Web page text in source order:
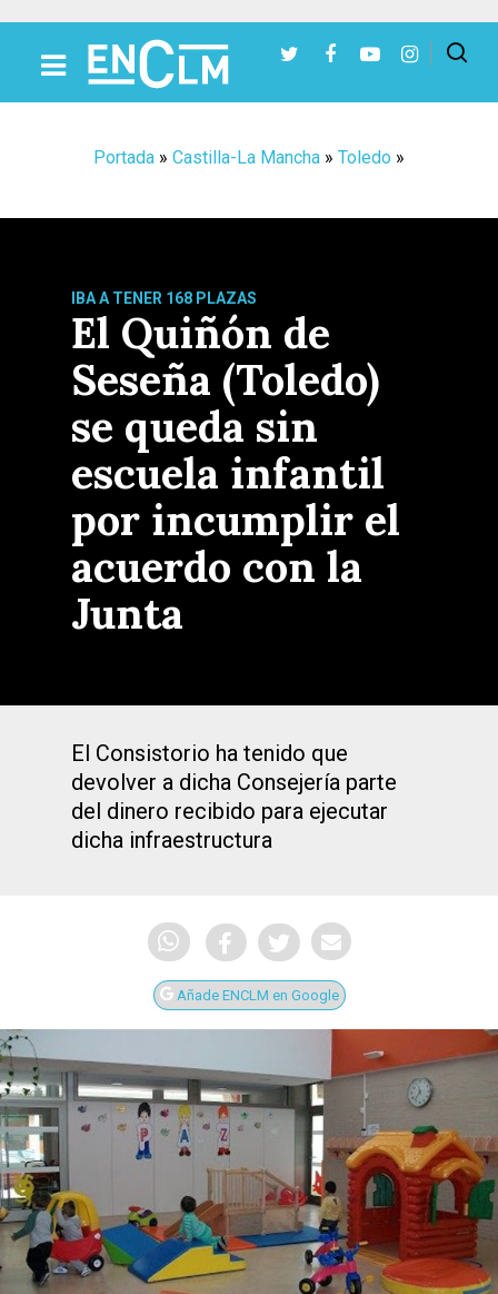
Portada » Castilla-La Mancha » Toledo »
IBA A TENER 168 PLAZAS
El Quiñón de
Seseña (Toledo)
se queda sin
escuela infantil
por incumplir el
acuerdo con la
Junta
El Consistorio ha tenido que
devolver a dicha Consejería parte
del dinero recibido para ejecutar
dicha infraestructura
Añade ENCLM en Google